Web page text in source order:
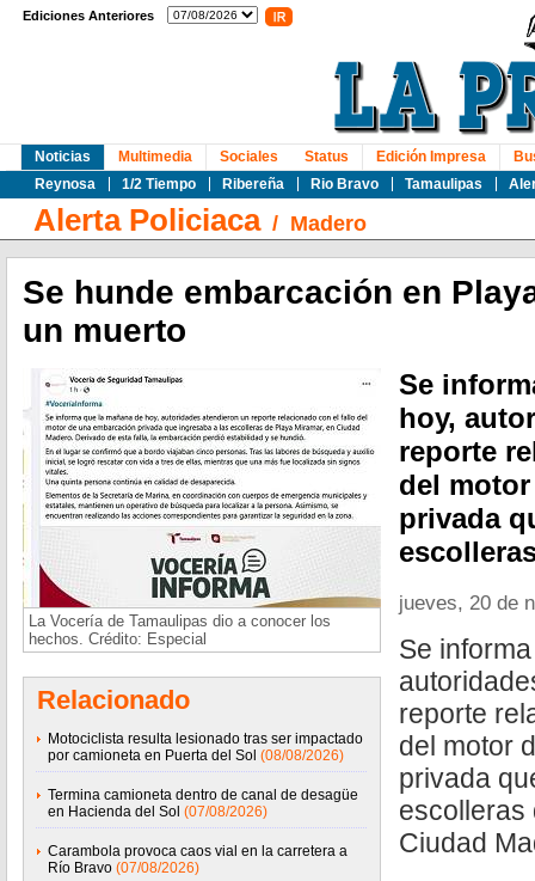
Ediciones Anteriores
Noticias
Reynosa
1/2 Tiempo Ribereña Rio Bravo Tamaulipas
Multimedia Sociales Status Edición Impresa
Alerta Policiaca/ Madero
Se hunde embarcación en
un muerto
La Vocería de Tamaulipas dio a conocer los
hechos. Crédito: Especial
Relacionado
Motociclista resulta lesionado tras ser impactado
por camioneta en Puerta del Sol (08/08/2026)
Termina camioneta dentro de canal de desagüe
en Hacienda del Sol (07/08/2026)
Carambola provoca caos vial en la carretera a
Río Bravo (07/08/2026)
Se
hoy,
reporte
del
privada
jueves, 20 de
Se
reporte
del motor
privada
escolleras
Ciudad